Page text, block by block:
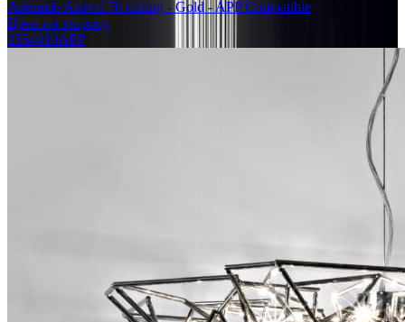
Artemide Arrival 70 ceiling - Gold - APP Compatible
Цена по запросу
1554010APP